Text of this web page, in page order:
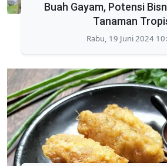
Buah Gayam, Potensi
Tanaman
Rabu, 19 Juni 2024